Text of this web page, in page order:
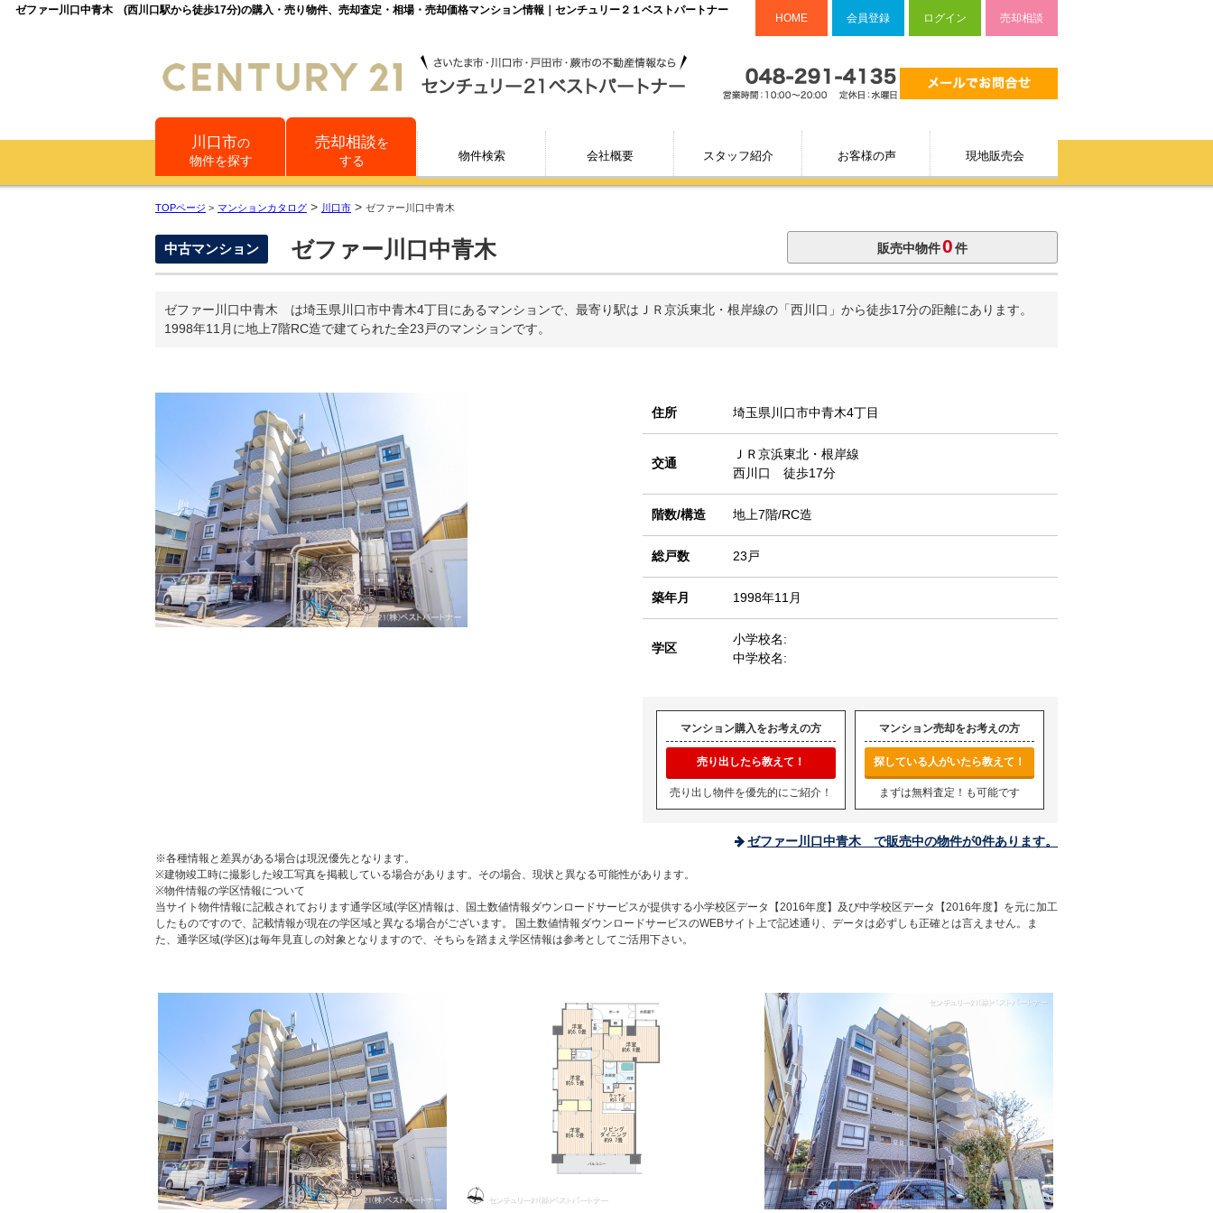
ゼファー川口中青木 (西川口駅から徒歩17分)の購入・売り物件、売却査定・相場・売却価格マンション情報｜センチュリー２１ベストパートナー
HOME 会員登録 ログイン 売却相談
川口市の
物件を探す
売却相談を
する
物件検索 会社概要 スタッフ紹介 お客様の声 現地販売会
TOPページ > マンションカタログ > 川口市 > ゼファー川口中青木
中古マンション ゼファー川口中青木 販売中物件0件
ゼファー川口中青木 は埼玉県川口市中青木4丁目にあるマンションで、最寄り駅はＪＲ京浜東北・根岸線の「西川口」から徒歩17分の距離にあります。
1998年11月に地上7階RC造で建てられた全23戸のマンションです。
住所 埼玉県川口市中青木4丁目
交通
ＪＲ京浜東北・根岸線
西川口 徒歩17分
階数/構造 地上7階/RC造
総戸数 23戸
築年月 1998年11月
学区
小学校名:
中学校名:
マンション購入をお考えの方
売り出したら教えて！
売り出し物件を優先的にご紹介！
マンション売却をお考えの方
探している人がいたら教えて！
まずは無料査定！も可能です
ゼファー川口中青木 で販売中の物件が0件あります。
※各種情報と差異がある場合は現況優先となります。
※建物竣工時に撮影した竣工写真を掲載している場合があります。その場合、現状と異なる可能性があります。
※物件情報の学区情報について
当サイト物件情報に記載されております通学区域(学区)情報は、国土数値情報ダウンロードサービスが提供する小学校区データ【2016年度】及び中学校区データ【2016年度】を元に加工
したものですので、記載情報が現在の学区域と異なる場合がございます。 国土数値情報ダウンロードサービスのWEBサイト上で記述通り、データは必ずしも正確とは言えません。ま
た、通学区域(学区)は毎年見直しの対象となりますので、そちらを踏まえ学区情報は参考としてご活用下さい。